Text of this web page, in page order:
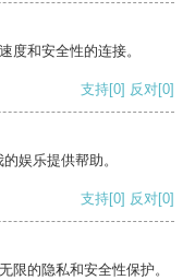
度和安全性的连接。
支持[0] 反对[0]
娱乐提供帮助。
支持[0] 反对[0]
限的隐私和安全性保护。